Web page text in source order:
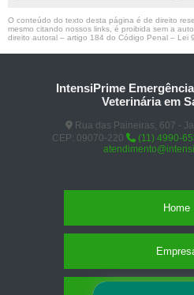
O conteúdo do texto desta página é de direito
mesmo citando nossos links, é proibida sem a
direito autoral – artigo 184 do Código Penal – Lei
IntensiPrime
Veterinária em
Rua das Paineiras, 607 -
CEP: 09070-220
(11) 4990-
Home